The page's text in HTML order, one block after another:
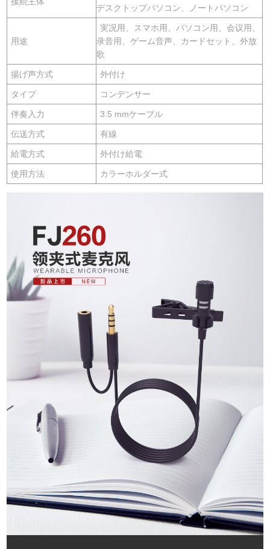
デスクトップパソコン、ノートパソコン
用途
実况用、スマホ用、パソコン用、会议用、
录音用、ゲーム音声、カードセット、外放
歌
揚げ声方式 外付け
タイプ コンデンサー
伴奏入力 3.5 mmケーブル
伝送方式 有線
給電方式 外付け給電
使用方法 カラーホルダー式